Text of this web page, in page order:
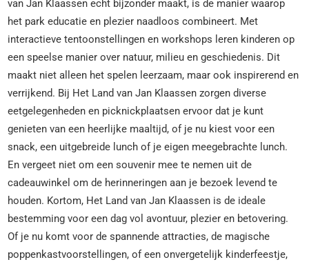
van Jan Klaassen echt bijzonder maakt, is de manier waarop
het park educatie en plezier naadloos combineert. Met
interactieve tentoonstellingen en workshops leren kinderen op
een speelse manier over natuur, milieu en geschiedenis. Dit
maakt niet alleen het spelen leerzaam, maar ook inspirerend en
verrijkend. Bij Het Land van Jan Klaassen zorgen diverse
eetgelegenheden en picknickplaatsen ervoor dat je kunt
genieten van een heerlijke maaltijd, of je nu kiest voor een
snack, een uitgebreide lunch of je eigen meegebrachte lunch.
En vergeet niet om een souvenir mee te nemen uit de
cadeauwinkel om de herinneringen aan je bezoek levend te
houden. Kortom, Het Land van Jan Klaassen is de ideale
bestemming voor een dag vol avontuur, plezier en betovering.
Of je nu komt voor de spannende attracties, de magische
poppenkastvoorstellingen, of een onvergetelijk kinderfeestje,